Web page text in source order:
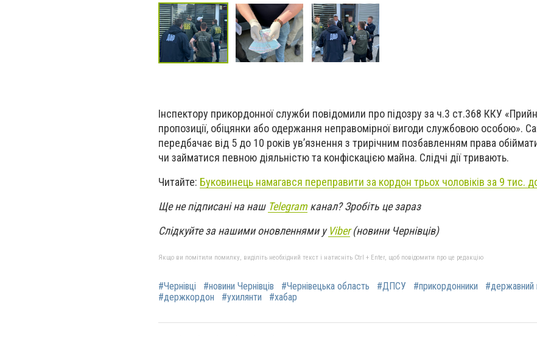
Інспектору прикордонної служби повідомили про підозру за ч.3 ст.368 ККУ
пропозиції, обіцянки або одержання неправомірної вигоди службовою особою».
передбачає від 5 до 10 років ув’язнення з трирічним позбавленням права
чи займатися певною діяльністю та конфіскацією майна. Слідчі дії тривають.
Читайте: Буковинець намагався переправити за кордон трьох чоловіків за 9 тис.
Ще не підписані на наш Telegram канал? Зробіть це зараз
Слідкуйте за нашими оновленнями уViber(новини Чернівців)
Якщо ви помітили помилку, виділіть необхідний текст і натисніть Ctrl + Enter, щоб повідомити про це редакцію
#Чернівці #новини Чернівців #Чернівецька область #ДПСУ #прикордонники
#державний
#держкордон
#ухилянти #хабар